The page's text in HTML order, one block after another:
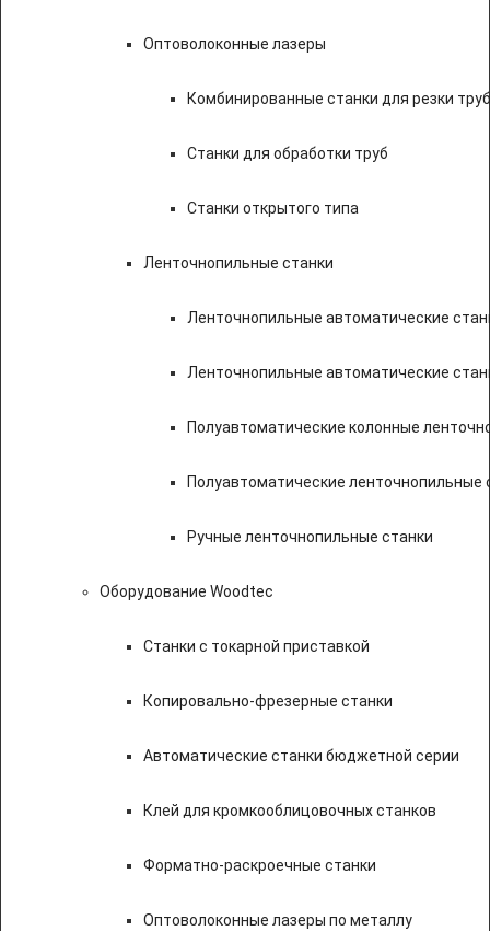
Оптоволоконные лазеры
Комбинированные станки для резки
Станки для обработки труб
Станки открытого типа
Ленточнопильные станки
Ленточнопильные автоматические
Ленточнопильные автоматические
Полуавтоматические колонные
Полуавтоматические ленточнопильные
Ручные ленточнопильные станки
Оборудование Woodtec
Станки с токарной приставкой
Копировально-фрезерные станки
Автоматические станки бюджетной серии
Клей для кромкооблицовочных станков
Форматно-раскроечные станки
Оптоволоконные лазеры по металлу